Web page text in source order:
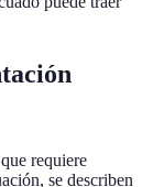
requiere
se describen